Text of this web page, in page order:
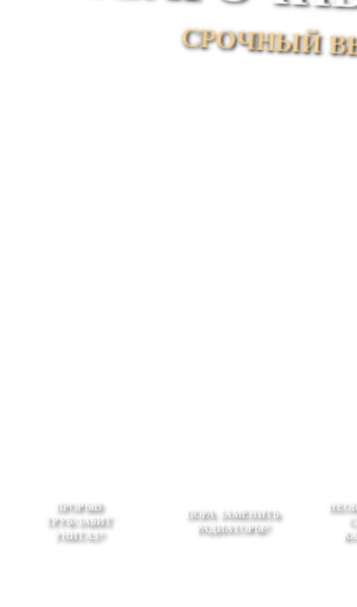
СРОЧНЫЙ
ПРОРЫВ
ТРУБ/ЗАБИТ
УНИТАЗ?
ПОРА ЗАМЕНИТЬ
РАДИАТОРЫ?